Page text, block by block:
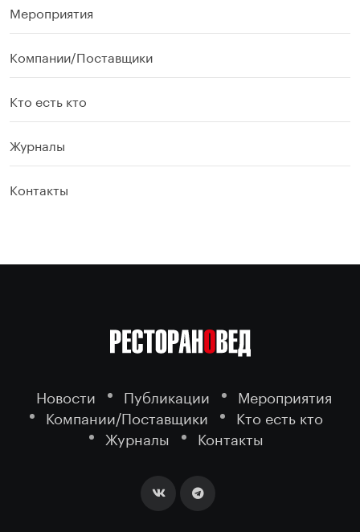
Мероприятия
Компании/Поставщики
Кто есть кто
Журналы
Контакты
Новости Публикации
Мероприятия
Компании/Поставщики
Кто есть кто
Журналы
Контакты